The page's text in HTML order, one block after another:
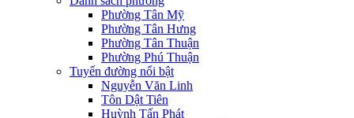
Phường Tân Mỹ
Phường Tân Hưng
Phường Tân Thuận
Phường Phú Thuận
Tuyến đường nổi bật
Nguyễn Văn Linh
Tôn Dật Tiên
Huỳnh Tấn Phát